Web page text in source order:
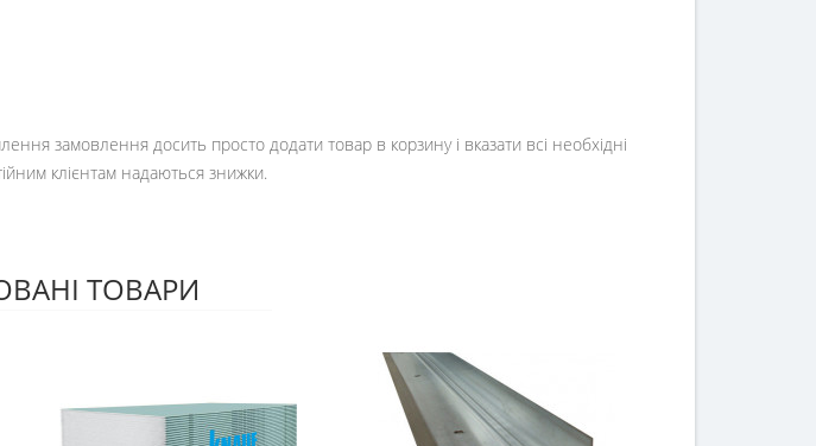
замовлення досить просто додати товар в корзину і вказати всі необхідні
клієнтам надаються знижки.
ТОВАРИ